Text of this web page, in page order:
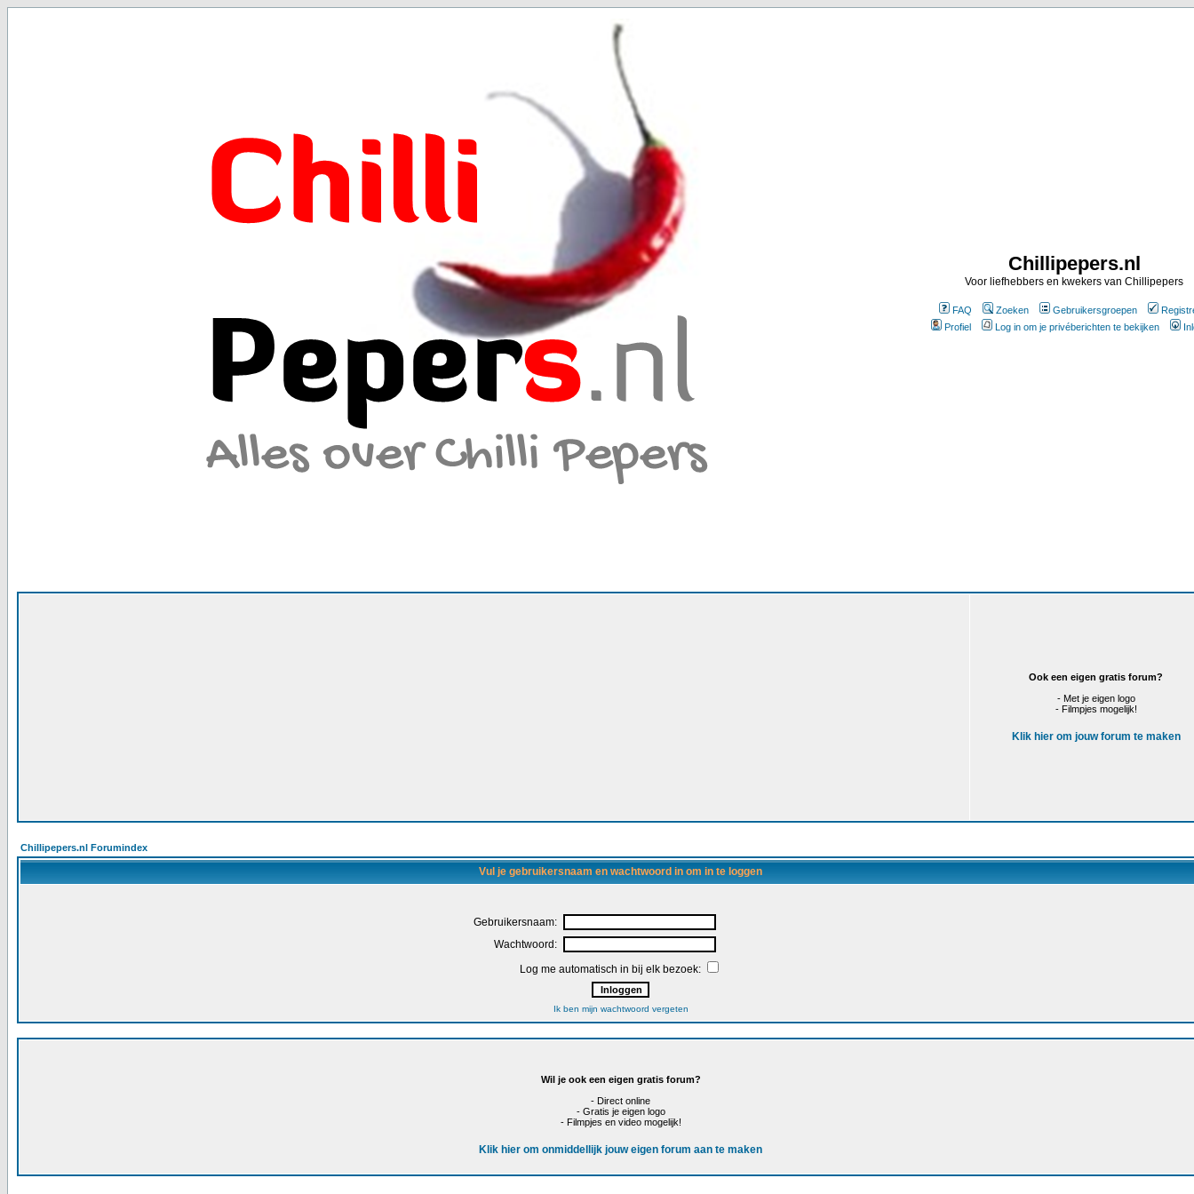
Chillipepers.nl
Voor liefhebbers en kwekers van Chillipepers
FAQ Zoeken Gebruikersgroepen
Profiel
Log in om je privéberichten te bekijken
Ook een eigen gratis forum?
- Met je eigen logo
- Filmpjes mogelijk!
Klik hier om jouw forum te maken
Chillipepers.nl Forumindex
Vul je gebruikersnaam en wachtwoord in om in te loggen
Gebruikersnaam:
Wachtwoord:
Log me automatisch in bij elk bezoek:
Ik ben mijn wachtwoord vergeten
Wil je ook een eigen gratis forum?
- Direct online
- Gratis je eigen logo
- Filmpjes en video mogelijk!
Klik hier om onmiddellijk jouw eigen forum aan te maken